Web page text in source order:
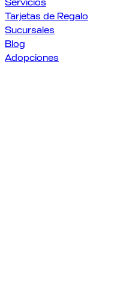
Servicios
Tarjetas de Regalo
Sucursales
Blog
Adopciones